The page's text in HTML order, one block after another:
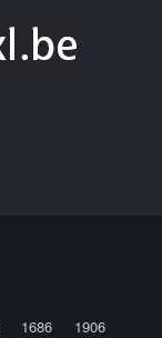
1686
1906